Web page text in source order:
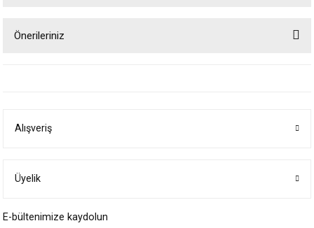
Önerileriniz
Ürün bilgilerinde hatalar bulunuyor.
Bu ürüne benzer farklı alternatifler olmalı.
Alışveriş
Üyelik
E-bültenimize kaydolun